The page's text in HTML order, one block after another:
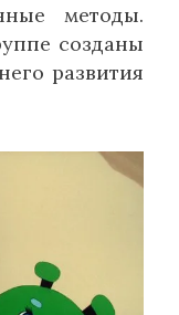
методы.
созданы
развития